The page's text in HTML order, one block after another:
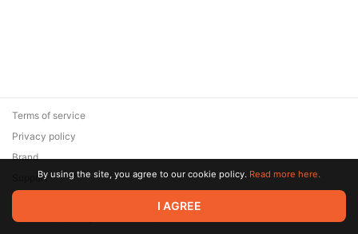
© 2026 Zaya Solutions Limited. All rights reserved. All trademarks
are the property of their respective owners.
Terms of service
Privacy policy
Brand
SupportBy using the site, you agree to our cookie policy. Read more here.
I AGREE